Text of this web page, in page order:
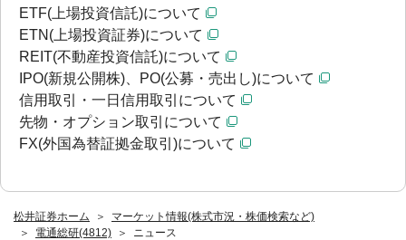
松井証券ホーム
マーケット情報(株式市況・株価検索など)
電通総研(4812)
ニュース
ETF(上場投資信託)について
ETN(上場投資証券)について
REIT(不動産投資信託)について
IPO(新規公開株)、PO(公募・売出し)について
信用取引・一日信用取引について
先物・オプション取引について
FX(外国為替証拠金取引)について